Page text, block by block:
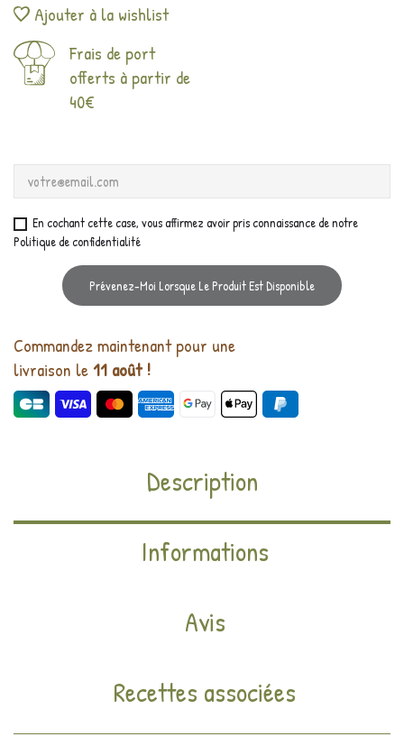
Ajouter à la wishlist
Frais de port
offerts à partir de
40€
En cochant cette case, vous affirmez avoir pris connaissance de notre
Politique de confidentialité
Prévenez-Moi Lorsque Le Produit Est Disponible
Commandez maintenant pour une
livraison le11 août !
Description
Informations
Avis
Recettes associées